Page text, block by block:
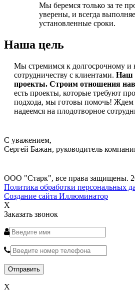
Мы беремся только за те
уверены, и всегда
установленные сроки.
Наша цель
Мы стремимся к долгосрочному и
сотрудничеству с клиентами. Наш
проекты. Строим отношения
есть проекты, которые требуют
подхода, мы готовы помочь! Ждем
надеемся на плодотворное
С уважением,
Сергей Бажан, руководитель
ООО "Старк", все права защищены.
Политика обработки персональных
Создание сайта Иллюминатор
X
Заказать звонок
X